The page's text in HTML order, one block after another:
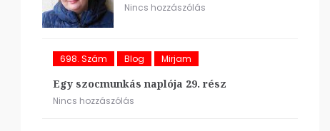
Nincs hozzászólás
698. Szám Blog Mirjam
Egy szocmunkás naplója 29. rész
Nincs hozzászólás